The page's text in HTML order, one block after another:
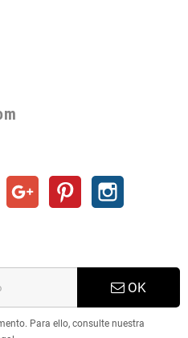
YouTube Google + Pinterest
OK
Para ello, consulte nuestra